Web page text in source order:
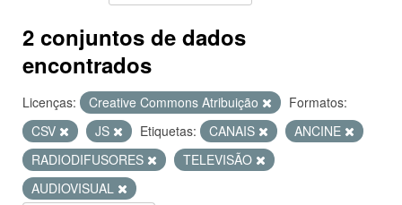
2 conjuntos de dados
encontrados
Licenças: Creative Commons Atribuição
Formatos:
CSV
JS Etiquetas: CANAIS
ANCINE
RADIODIFUSORES
TELEVISÃO
AUDIOVISUAL